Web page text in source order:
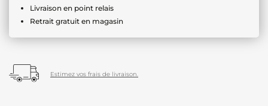
Livraison en point relais
Retrait gratuit en magasin
Estimez vos frais de livraison.